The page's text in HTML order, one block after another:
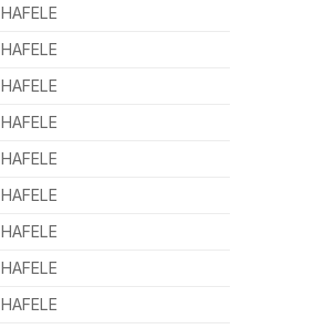
HAFELE
HAFELE
HAFELE
HAFELE
HAFELE
HAFELE
HAFELE
HAFELE
HAFELE